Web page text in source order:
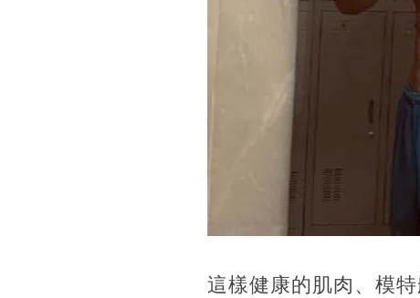
這樣健康的肌肉、模